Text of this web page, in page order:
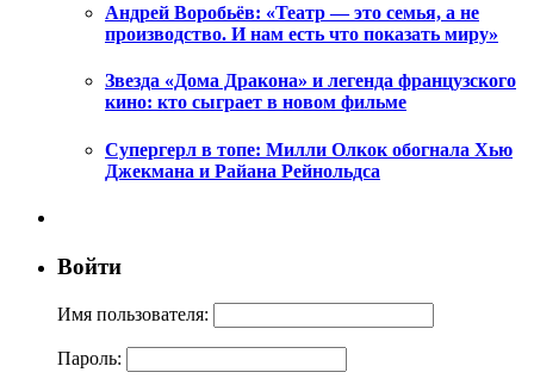
Андрей Воробьёв: «Театр — это семья, а не
производство. И нам есть что показать миру»
Звезда «Дома Дракона» и легенда французского
кино: кто сыграет в новом фильме
Супергерл в топе: Милли Олкок обогнала Хью
Джекмана и Райана Рейнольдса
Войти
Имя пользователя:
Пароль: